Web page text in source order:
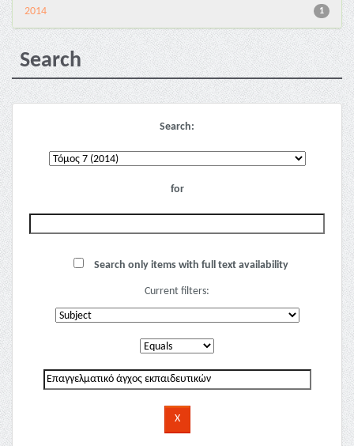
1
2014
Search
Search:
for
Search only items with full text availability
Current filters: